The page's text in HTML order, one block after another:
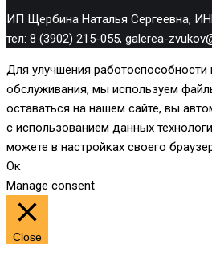
ИП Щербина Наталья Сергеевна,
тел: 8 (3902) 215-055, galerea-
Для улучшения
обслуживания, мы используем
оставаться на нашем сайте, вы
с использованием данных
можете в настройках своего
Ок
Manage consent
Close